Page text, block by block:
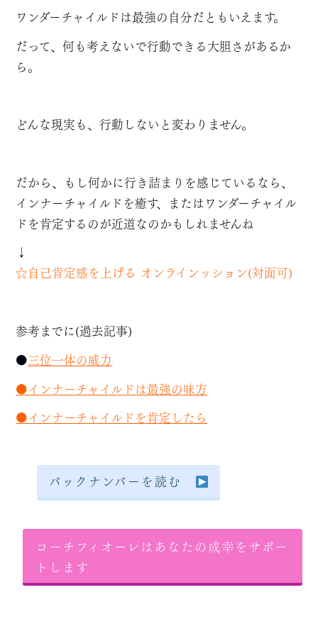
ワンダーチャイルドは最強の自分だともいえます。
だって、何も考えないで行動できる大胆さがあるか
ら。
どんな現実も、行動しないと変わりません。
だから、もし何かに行き詰まりを感じているなら、
インナーチャイルドを癒す、またはワンダーチャイル
ドを肯定するのが近道なのかもしれませんね
↓
☆自己肯定感を上げる オンラインッション(対面可)
参考までに(過去記事)
●三位一体の威力
●インナーチャイルドは最強の味方
●インナーチャイルドを肯定したら
バックナンバーを読む
コーチフィオーレはあなたの成幸をサポー
トします